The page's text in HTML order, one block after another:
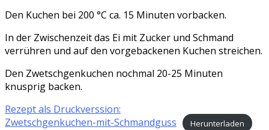
Den Kuchen bei 200 °C ca. 15 Minuten vorbacken.
In der Zwischenzeit das Ei mit Zucker und Schmand
verrühren und auf den vorgebackenen Kuchen streichen.
Den Zwetschgenkuchen nochmal 20-25 Minuten
knusprig backen.
Rezept als Druckverssion:
Zwetschgenkuchen-mit-Schmandguss
Herunterladen